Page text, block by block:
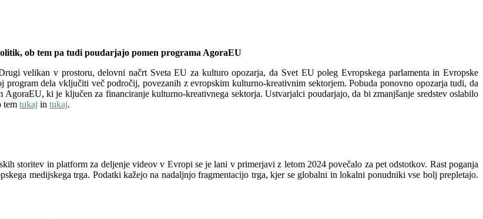
ob tem pa tudi poudarjajo pomen programa AgoraEU
velikan v prostoru, delovni načrt Sveta EU za kulturo opozarja, da Svet EU poleg Evropskega parlamenta in Evropske
dela vključiti več področij, povezanih z evropskim kulturno-kreativnim sektorjem. Pobuda ponovno opozarja tudi, da
ki je ključen za financiranje kulturno-kreativnega sektorja. Ustvarjalci poudarjajo, da bi zmanjšanje sredstev oslabilo
tem tukaj in tukaj.
storitev in platform za deljenje videov v Evropi se je lani v primerjavi z letom 2024 povečalo za pet odstotkov. Rast poganja
medijskega trga. Podatki kažejo na nadaljnjo fragmentacijo trga, kjer se globalni in lokalni ponudniki vse bolj prepletajo.